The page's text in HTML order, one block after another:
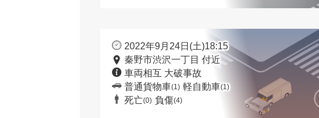
2022年9月24日(土)18:15
秦野市渋沢一丁目 付近
車両相互 大破事故
普通貨物車(1) 軽自動車(1)
死亡(0) 負傷(4)